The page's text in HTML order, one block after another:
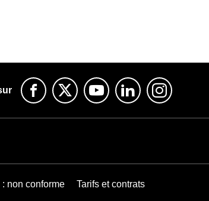
non conforme Tarifs et contrats